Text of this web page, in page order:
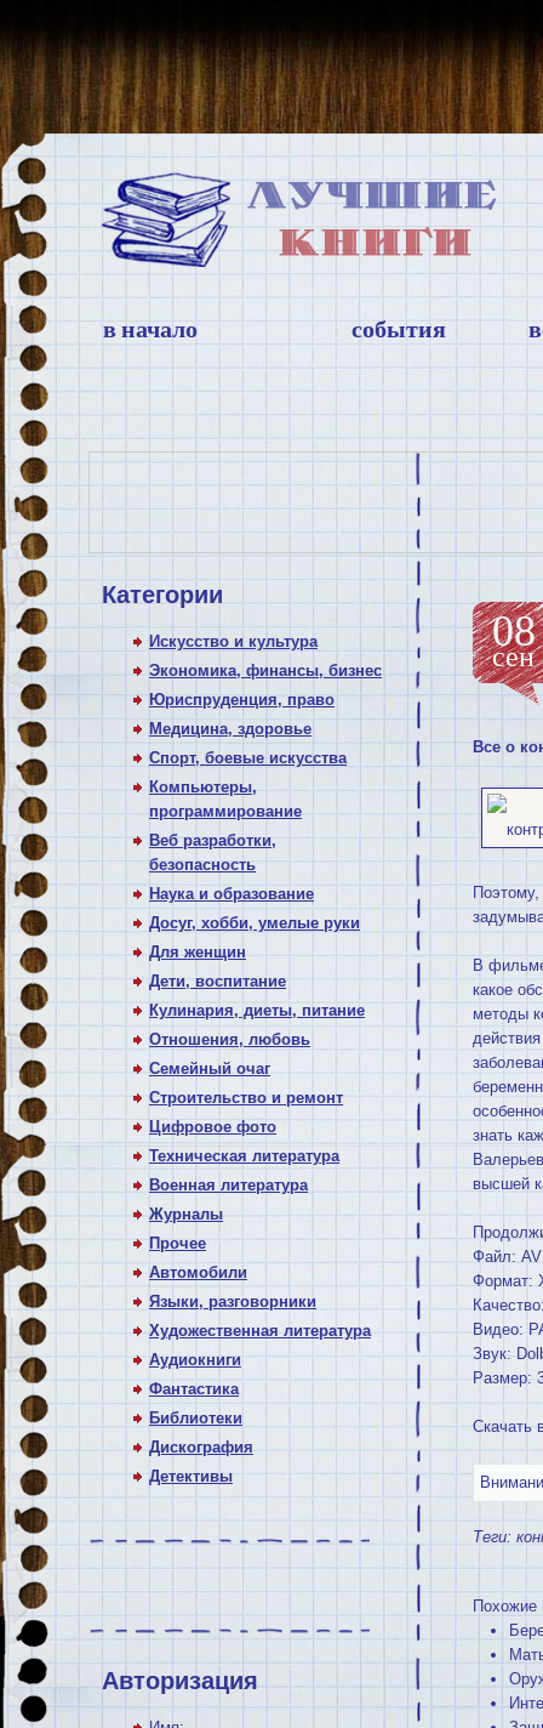
в начало события
Категории
Искусство и культура
Экономика, финансы, бизнес
Юриспруденция, право
Медицина, здоровье
Спорт, боевые искусства
Компьютеры,
программирование
Веб разработки,
безопасность
Наука и образование
Досуг, хобби, умелые руки
Для женщин
Дети, воспитание
Кулинария, диеты, питание
Отношения, любовь
Семейный очаг
Строительство и ремонт
Цифровое фото
Техническая литература
Военная литература
Журналы
Прочее
Автомобили
Языки, разговорники
Художественная литература
Аудиокниги
Фантастика
Библиотеки
Дискография
Детективы
Авторизация
08
сен
Все о
В
какое
методы
знать
высшей
Файл:
Формат:
Видео:
Звук:
Размер:
Скачать
Теги:
Похожие